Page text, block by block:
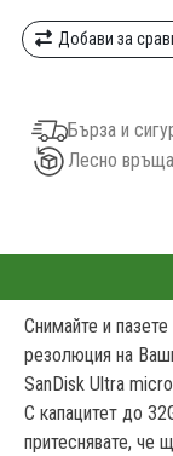
Добави за
Бърза и
Лесно
Снимайте и
резолюция на
SanDisk Ultra
С капацитет до
притеснявате, че